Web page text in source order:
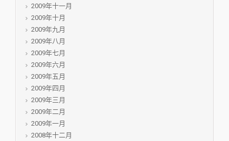
2009年十一月
2009年十月
2009年九月
2009年八月
2009年七月
2009年六月
2009年五月
2009年四月
2009年三月
2009年二月
2009年一月
2008年十二月